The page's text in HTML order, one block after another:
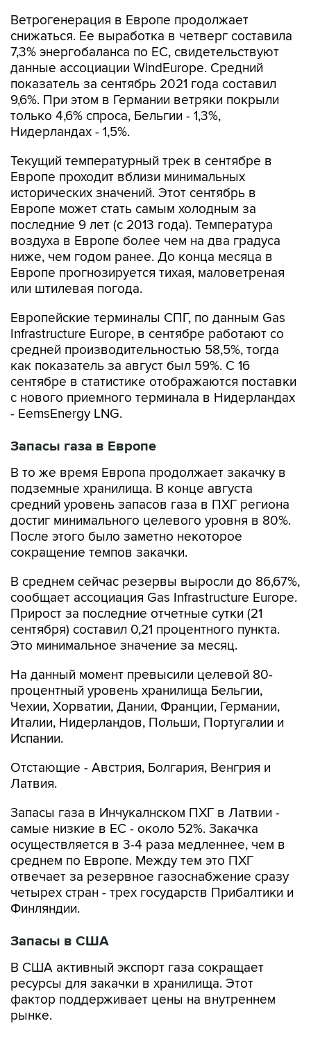
Ветрогенерация в Европе продолжает
снижаться. Ее выработка в четверг составила
7,3% энергобаланса по ЕС, свидетельствуют
данные ассоциации WindEurope. Средний
показатель за сентябрь 2021 года составил
9,6%. При этом в Германии ветряки покрыли
только 4,6% спроса, Бельгии - 1,3%,
Нидерландах - 1,5%.
Текущий температурный трек в сентябре в
Европе проходит вблизи минимальных
исторических значений. Этот сентябрь в
Европе может стать самым холодным за
последние 9 лет (с 2013 года). Температура
воздуха в Европе более чем на два градуса
ниже, чем годом ранее. До конца месяца в
Европе прогнозируется тихая, маловетреная
или штилевая погода.
Европейские терминалы СПГ, по данным Gas
Infrastructure Europe, в сентябре работают со
средней производительностью 58,5%, тогда
как показатель за август был 59%. С 16
сентябре в статистике отображаются поставки
с нового приемного терминала в Нидерландах
- EemsEnergy LNG.
Запасы газа в Европе
В то же время Европа продолжает закачку в
подземные хранилища. В конце августа
средний уровень запасов газа в ПХГ региона
достиг минимального целевого уровня в 80%.
После этого было заметно некоторое
сокращение темпов закачки.
В среднем сейчас резервы выросли до 86,67%,
сообщает ассоциация Gas Infrastructure Europe.
Прирост за последние отчетные сутки (21
сентября) составил 0,21 процентного пункта.
Это минимальное значение за месяц.
На данный момент превысили целевой 80-
процентный уровень хранилища Бельгии,
Чехии, Хорватии, Дании, Франции, Германии,
Италии, Нидерландов, Польши, Португалии и
Испании.
Отстающие - Австрия, Болгария, Венгрия и
Латвия.
Запасы газа в Инчукалнском ПХГ в Латвии -
самые низкие в ЕС - около 52%. Закачка
осуществляется в 3-4 раза медленнее, чем в
среднем по Европе. Между тем это ПХГ
отвечает за резервное газоснабжение сразу
четырех стран - трех государств Прибалтики и
Финляндии.
Запасы в США
В США активный экспорт газа сокращает
ресурсы для закачки в хранилища. Этот
фактор поддерживает цены на внутреннем
рынке.